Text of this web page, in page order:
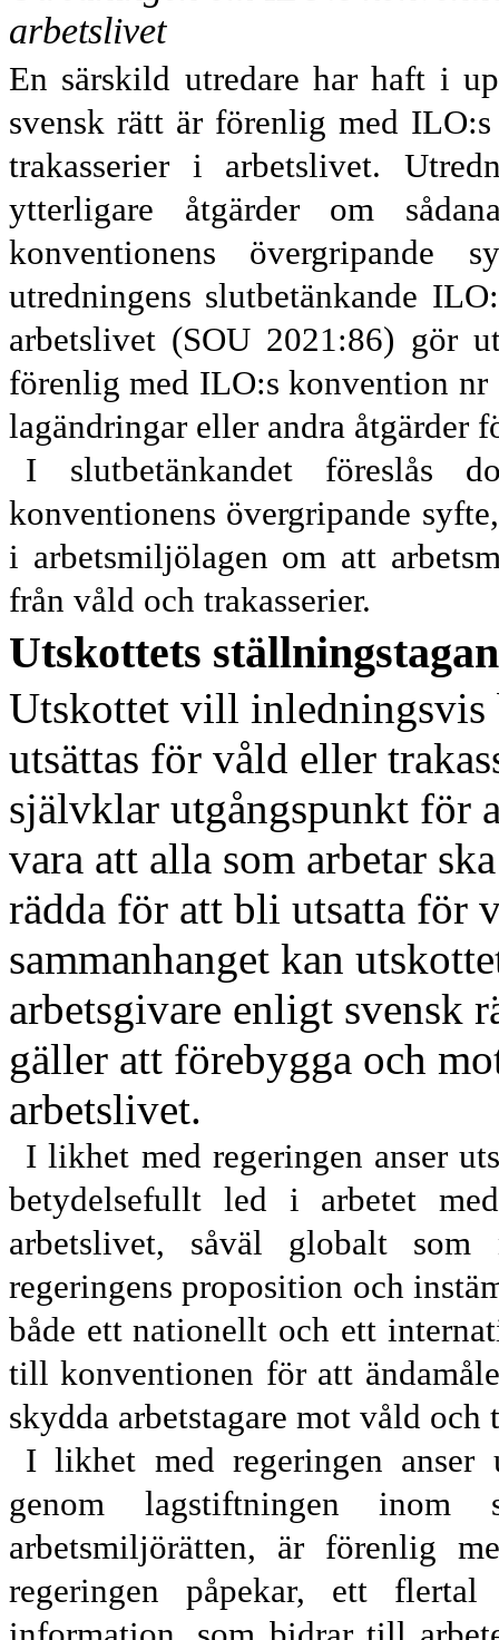
arbetslivet
En särskild utredare har haft i
svensk rätt är förenlig med
trakasserier i arbetslivet.
ytterligare åtgärder om
konventionens
utredningens slutbetänkande
arbetslivet (SOU 2021:86) gör
förenlig med ILO:s konvention nr
lagändringar eller andra åtgärder
I slutbetänkandet föreslås
konventionens övergripande
i arbetsmiljölagen om att
från våld och trakasserier.
Utskottets
Utskottet vill inledningsvis
utsättas för våld eller
självklar utgångspunkt för
vara att alla som arbetar
rädda för att bli utsatta för
sammanhanget kan
arbetsgivare enligt svensk
gäller att förebygga och
arbetslivet.
I likhet med regeringen anser
betydelsefullt led i arbetet
arbetslivet, såväl globalt som
regeringens proposition och
både ett nationellt och ett
till konventionen för att
skydda arbetstagare mot våld och
I likhet med regeringen anser
genom lagstiftningen inom
arbetsmiljörätten, är förenlig
regeringen påpekar, ett